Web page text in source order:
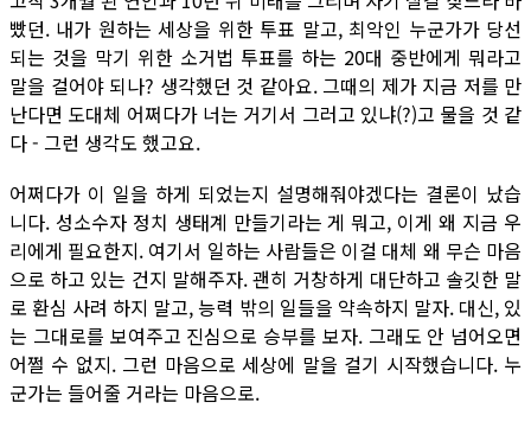
빴던. 내가 원하는 세상을 위한 투표 말고, 최악인 누군가가 당선
되는 것을 막기 위한 소거법 투표를 하는 20대 중반에게 뭐라고
말을 걸어야 되나? 생각했던 것 같아요. 그때의 제가 지금 저를 만
난다면 도대체 어쩌다가 너는 거기서 그러고 있냐(?)고 물을 것 같
다 - 그런 생각도 했고요.
어쩌다가 이 일을 하게 되었는지 설명해줘야겠다는 결론이 났습
니다. 성소수자 정치 생태계 만들기라는 게 뭐고, 이게 왜 지금 우
리에게 필요한지. 여기서 일하는 사람들은 이걸 대체 왜 무슨 마음
으로 하고 있는 건지 말해주자. 괜히 거창하게 대단하고 솔깃한 말
로 환심 사려 하지 말고, 능력 밖의 일들을 약속하지 말자. 대신, 있
는 그대로를 보여주고 진심으로 승부를 보자. 그래도 안 넘어오면
어쩔 수 없지. 그런 마음으로 세상에 말을 걸기 시작했습니다. 누
군가는 들어줄 거라는 마음으로.